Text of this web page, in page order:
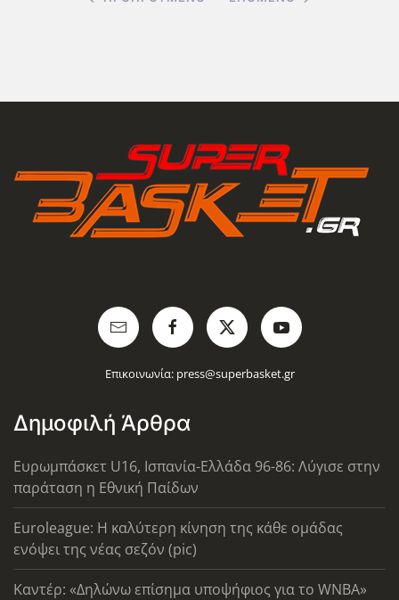
Επικοινωνία: press@superbasket.gr
Δημοφιλή Άρθρα
Ευρωμπάσκετ U16, Ισπανία-Ελλάδα 96-86: Λύγισε στην
παράταση η Εθνική Παίδων
Euroleague: Η καλύτερη κίνηση της κάθε ομάδας
ενόψει της νέας σεζόν (pic)
Καντέρ: «Δηλώνω επίσημα υποψήφιος για το WNBA»